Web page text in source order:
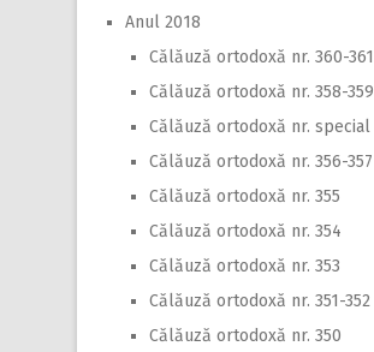
Anul 2018
Călăuză ortodoxă nr. 360-361
Călăuză ortodoxă nr. 358-359
Călăuză ortodoxă nr. special
Călăuză ortodoxă nr. 356-357
Călăuză ortodoxă nr. 355
Călăuză ortodoxă nr. 354
Călăuză ortodoxă nr. 353
Călăuză ortodoxă nr. 351-352
Călăuză ortodoxă nr. 350